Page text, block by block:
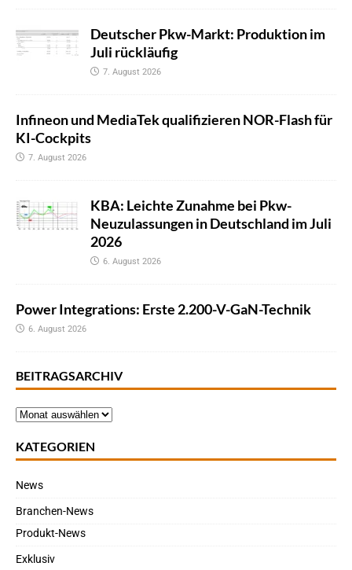
Deutscher Pkw-Markt: Produktion im
Juli rückläufig
7. August 2026
Infineon und MediaTek qualifizieren NOR-Flash für
KI-Cockpits
7. August 2026
KBA: Leichte Zunahme bei Pkw-
Neuzulassungen in Deutschland im Juli
2026
6. August 2026
Power Integrations: Erste 2.200-V-GaN-Technik
6. August 2026
BEITRAGSARCHIV
KATEGORIEN
News
Branchen-News
Produkt-News
Exklusiv